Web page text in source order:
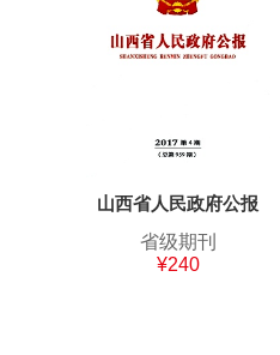
山西省人民政府公报
省级期刊
¥240